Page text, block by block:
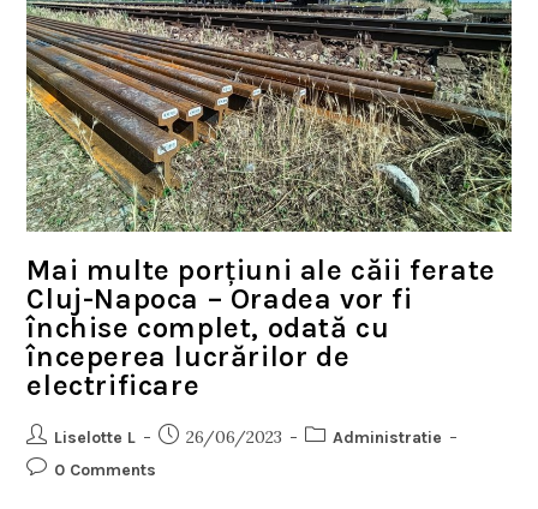
Mai multe porțiuni ale căii ferate
Cluj-Napoca – Oradea vor fi
închise complet, odată cu
începerea lucrărilor de
electrificare
Liselotte L 26/06/2023
Administratie
0 Comments